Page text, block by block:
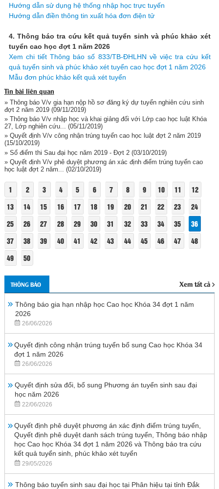
Hướng dẫn sử dụng hệ thống nhập học trực tuyến
Hướng dẫn điền thông tin xuất hóa đơn điện tử
4. Thông báo tra cứu kết quả tuyển sinh và phúc khảo xét
tuyển cao học đợt 1 năm 2026
Xem chi tiết Thông báo số 833/TB-ĐHLHN về việc tra cứu kết
quả tuyển sinh và phúc khảo xét tuyển cao học đợt 1 năm 2026
Mẫu đơn phúc khảo kết quả xét tuyển
Tin bài liên quan
» Thông báo V/v gia hạn nộp hồ sơ đăng ký dự tuyển nghiên cứu sinh
đợt 2 năm 2019(09/11/2019)
» Thông báo V/v nhập học và khai giảng đối với Lớp cao học luật Khóa
27, Lớp nghiên cứu... (05/11/2019)
» Quyết định V/v công nhận trúng tuyển cao học luật đợt 2 năm 2019
(15/10/2019)
» Sổ điểm thi Sau đại học năm 2019 - Đợt 2(03/10/2019)
» Quyết định V/v phê duyệt phương án xác định điểm trúng tuyển cao
học luật đợt 2 năm... (02/10/2019)
1 2 3 4 5 6 7 8 9 10 11
12
13
14 15 16 17 18 19 20 21 22 23
24
25
26 27 28 29 30 31 32 33 34 35
36
37
38 39 40 41 42 43 44 45 46 47
48
49
50
THÔNG BÁO Xem tất cả
Thông báo gia hạn nhập học Cao học Khóa 34 đợt 1 năm
2026
26/06/2026
Quyết định công nhận trúng tuyển bổ sung Cao học Khóa 34
đợt 1 năm 2026
26/06/2026
Quyết định sửa đổi, bổ sung Phương án tuyển sinh sau đại
học năm 2026
22/06/2026
Quyết định phê duyệt phương án xác định điểm trúng tuyển,
Quyết định phê duyệt danh sách trúng tuyển, Thông báo nhập
học Cao học Khóa 34 đợt 1 năm 2026 và Thông báo tra cứu
kết quả tuyển sinh, phúc khảo xét tuyển
29/05/2026
Thông báo tuyển sinh sau đại học tại Phân hiệu tại tỉnh Đắk